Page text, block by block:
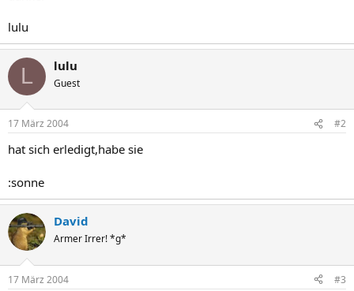
lulu
L lulu
Guest
17 März 2004 #2
hat sich erledigt,habe sie
:sonne
David
Armer Irrer! *g*
17 März 2004 #3